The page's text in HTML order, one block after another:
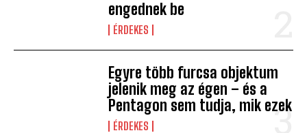
engednek be
ÉRDEKES
Egyre több furcsa objektum
jelenik meg az égen – és a
Pentagon sem tudja, mik ezek
ÉRDEKES